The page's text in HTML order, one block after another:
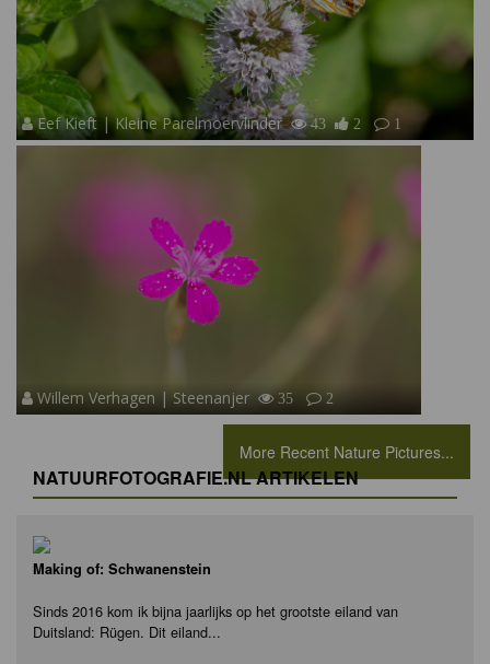
Eef Kieft | Kleine Parelmoervlinder 43 2 1
Willem Verhagen | Steenanjer 35 2
More Recent Nature Pictures...
NATUURFOTOGRAFIE.NL ARTIKELEN
Making of: Schwanenstein
Sinds 2016 kom ik bijna jaarlijks op het grootste eiland van
Duitsland: Rügen. Dit eiland...